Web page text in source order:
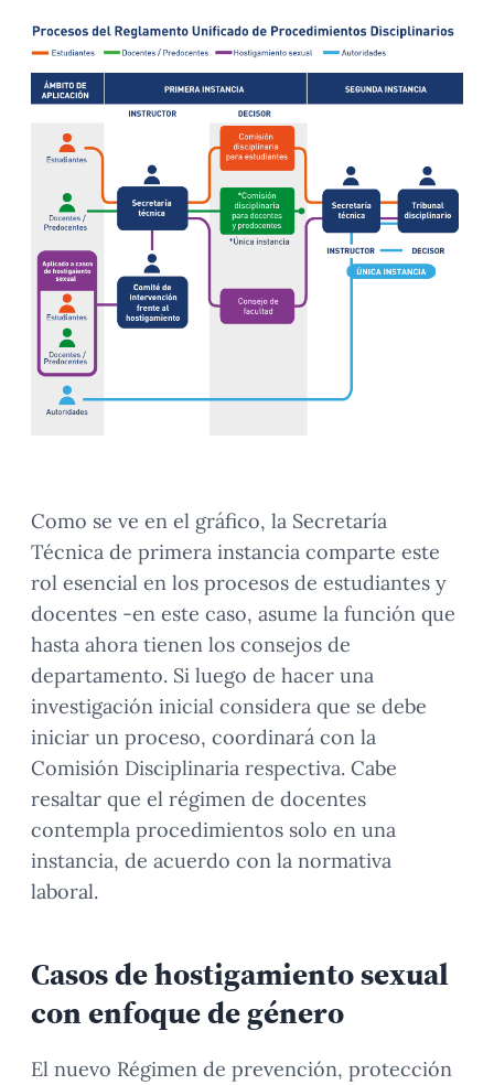
Como se ve en el gráfico, la Secretaría
Técnica de primera instancia comparte este
rol esencial en los procesos de estudiantes y
docentes -en este caso, asume la función que
hasta ahora tienen los consejos de
departamento. Si luego de hacer una
investigación inicial considera que se debe
iniciar un proceso, coordinará con la
Comisión Disciplinaria respectiva. Cabe
resaltar que el régimen de docentes
contempla procedimientos solo en una
instancia, de acuerdo con la normativa
laboral.
Casos de hostigamiento sexual
con enfoque de género
El nuevo Régimen de prevención, protección